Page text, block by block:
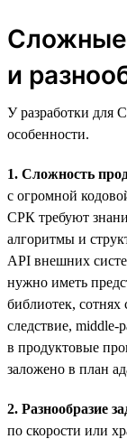
и
У разработки для
особенности.
1. Сложность
с огромной
СРК требуют
алгоритмы и
API внешних
нужно иметь
библиотек, сотнях
следствие, middle-
в продуктовые
заложено в план
2. Разнообразие
по скорости или